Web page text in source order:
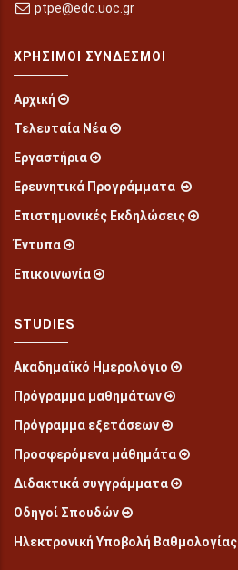
ptpe@edc.uoc.gr
ΧΡΉΣΙΜΟΙ ΣΎΝΔΕΣΜΟΙ
Αρχική
Τελευταία Νέα
Εργαστήρια
Ερευνητικά Προγράμματα
Επιστημονικές Εκδηλώσεις
Έντυπα
Επικοινωνία
STUDIES
Ακαδημαϊκό Ημερολόγιο
Πρόγραμμα μαθημάτων
Πρόγραμμα εξετάσεων
Προσφερόμενα μάθημάτα
Διδακτικά συγγράμματα
Οδηγοί Σπουδών
Ηλεκτρονική Υποβολή Βαθμολογίας